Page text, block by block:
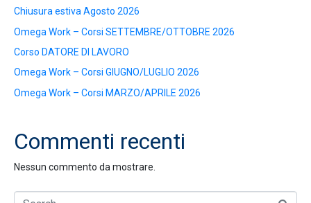
Chiusura estiva Agosto 2026
Omega Work – Corsi SETTEMBRE/OTTOBRE 2026
Corso DATORE DI LAVORO
Omega Work – Corsi GIUGNO/LUGLIO 2026
Omega Work – Corsi MARZO/APRILE 2026
Commenti recenti
Nessun commento da mostrare.